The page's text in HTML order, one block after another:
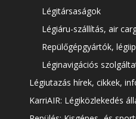
Légitársaságok
Légiáru-szállítás, air
Repülőgépgyártók,
Léginavigációs
Légiutazás hírek, cikkek,
KarriAIR: Légiközlekedés